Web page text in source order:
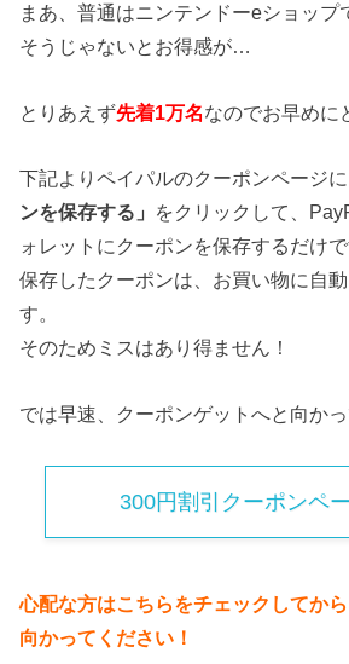
まあ、普通はニンテンドーeショップ
そうじゃないとお得感が…
とりあえず先着1万名なのでお早めに
下記よりペイパルのクーポンページに
ンを保存する」 をクリックして、
ォレットにクーポンを保存するだけで
保存したクーポンは、お買い物に自
す。
そのためミスはあり得ません！
では早速、クーポンゲットへと向かっ
300円割引クーポンペ
心配な方はこちらをチェックしてか
向かってください！